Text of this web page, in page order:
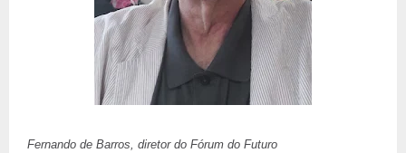
Fernando de Barros, diretor do Fórum do Futuro